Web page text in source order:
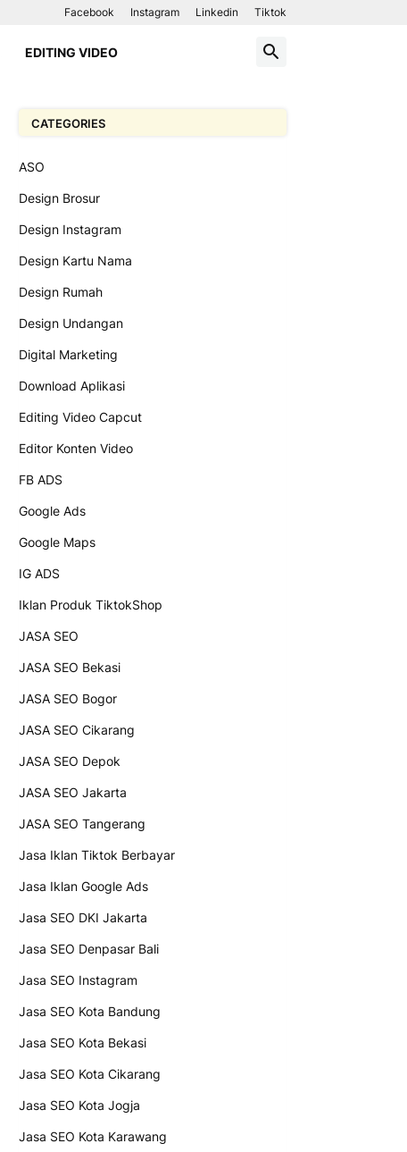
Facebook Instagram Linkedin Tiktok
EDITING VIDEO
CATEGORIES
ASO
Design Brosur
Design Instagram
Design Kartu Nama
Design Rumah
Design Undangan
Digital Marketing
Download Aplikasi
Editing Video Capcut
Editor Konten Video
FB ADS
Google Ads
Google Maps
IG ADS
Iklan Produk TiktokShop
JASA SEO
JASA SEO Bekasi
JASA SEO Bogor
JASA SEO Cikarang
JASA SEO Depok
JASA SEO Jakarta
JASA SEO Tangerang
Jasa Iklan Tiktok Berbayar
Jasa Iklan Google Ads
Jasa SEO DKI Jakarta
Jasa SEO Denpasar Bali
Jasa SEO Instagram
Jasa SEO Kota Bandung
Jasa SEO Kota Bekasi
Jasa SEO Kota Cikarang
Jasa SEO Kota Jogja
Jasa SEO Kota Karawang